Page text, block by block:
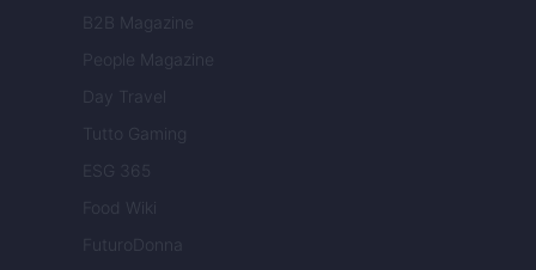
B2B Magazine
People Magazine
Day Travel
Tutto Gaming
ESG 365
Food Wiki
FuturoDonna